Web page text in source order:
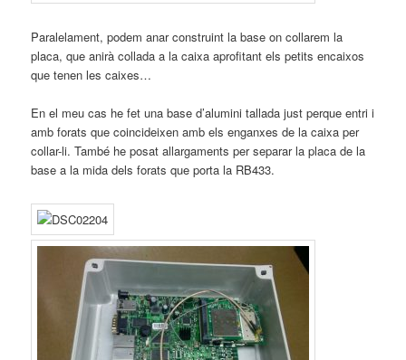
Paralelament, podem anar construint la base on collarem la
placa, que anirà collada a la caixa aprofitant els petits encaixos
que tenen les caixes…
En el meu cas he fet una base d’alumini tallada just perque entri i
amb forats que coincideixen amb els enganxes de la caixa per
collar-li. També he posat allargaments per separar la placa de la
base a la mida dels forats que porta la RB433.